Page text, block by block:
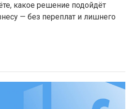
какое решение подойдёт
— без переплат и лишнего